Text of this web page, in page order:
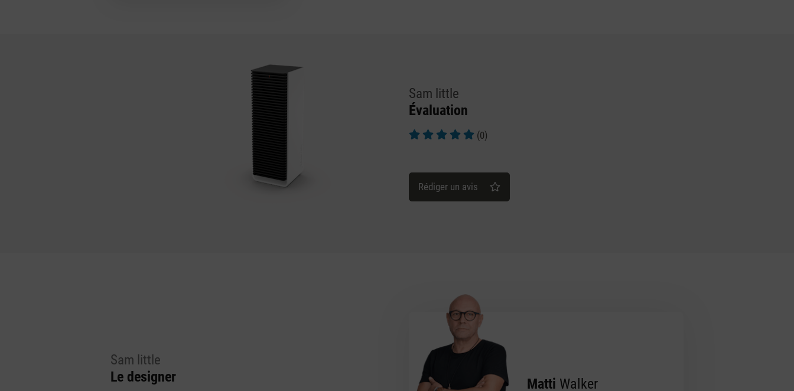
Sam little
Évaluation
(0)
Rédiger un avis
Sam little
Le designer Matti Walker